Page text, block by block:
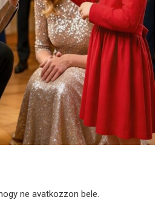
ne avatkozzon bele.